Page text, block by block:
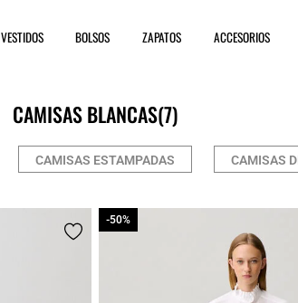
VESTIDOS BOLSOS ZAPATOS ACCESORIOS
CAMISAS BLANCAS(7)
CAMISAS ESTAMPADAS CAMISAS
-50%
-50%